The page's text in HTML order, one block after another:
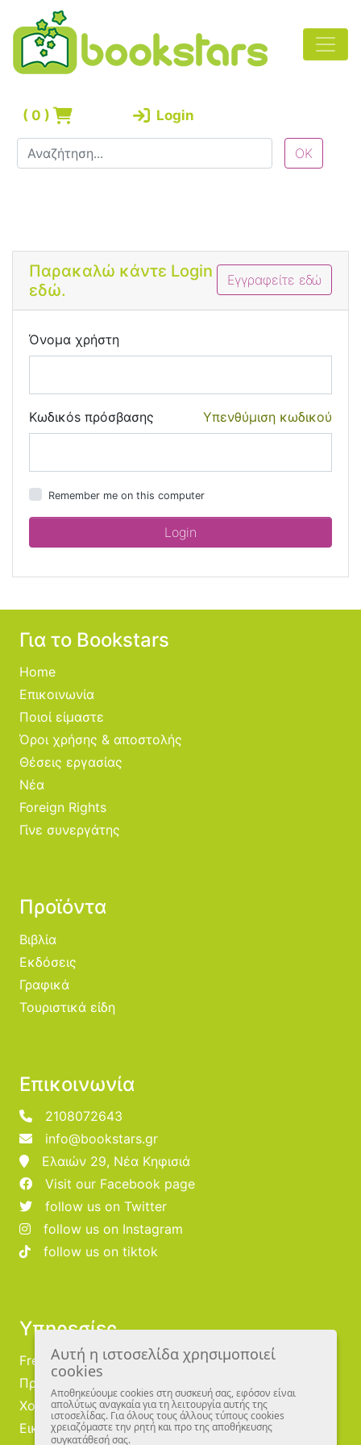
( 0 ) Login
Εγγραφείτε εδώ
Παρακαλώ κάντε Login
εδώ.
Όνομα χρήστη
Υπενθύμιση κωδικού
Κωδικόs πρόσβασης
Remember me on this computer
Για το Bookstars
Home
Επικοινωνία
Ποιοί είμαστε
Όροι χρήσης & αποστολής
Θέσεις εργασίας
Νέα
Foreign Rights
Γίνε συνεργάτης
Προϊόντα
Βιβλία
Εκδόσεις
Γραφικά
Τουριστικά είδη
Επικοινωνία
2108072643
info@bookstars.gr
Ελαιών 29, Νέα Κηφισιά
Visit our Facebook page
follow us on Twitter
follow us on Instagram
follow us on tiktok
Υπηρεσίες
Free Publishing
Προμηθευτές
Χονδρική
Εικονογράφοι
Αυτή η ιστοσελίδα χρησιμοποιεί
cookies
Αποθηκεύουμε cookies στη συσκευή σας, εφόσον είναι
απολύτως αναγκαία για τη λειτουργία αυτής της
ιστοσελίδας. Για όλους τους άλλους τύπους cookies
χρειαζόμαστε την ρητή και προ της αποθήκευσης
συγκατάθεσή σας.